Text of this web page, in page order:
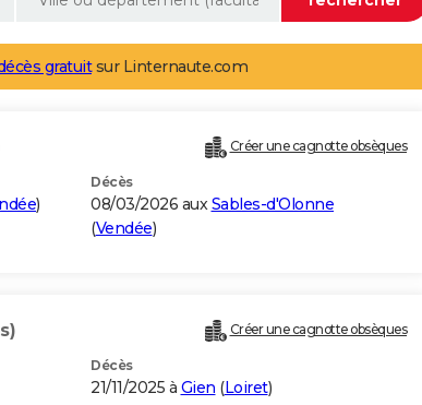
gratuitsur Linternaute.com
Créer une cagnotte obsèques
)
Décès
08/03/2026 auxSables-d'Olonne
(Vendée)
Créer une cagnotte obsèques
Décès
21/11/2025 à Gien (Loiret)